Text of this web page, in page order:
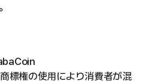
標権の使用により消費者が混